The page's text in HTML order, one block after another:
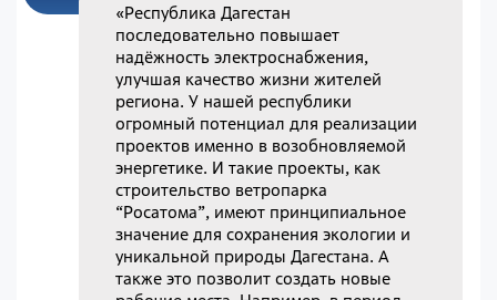
«Республика Дагестан
последовательно повышает
надёжность электроснабжения,
улучшая качество жизни жителей
региона. У нашей республики
огромный потенциал для реализации
проектов именно в возобновляемой
энергетике. И такие проекты, как
строительство ветропарка
“Росатома”, имеют принципиальное
значение для сохранения экологии и
уникальной природы Дагестана. А
также это позволит создать новые